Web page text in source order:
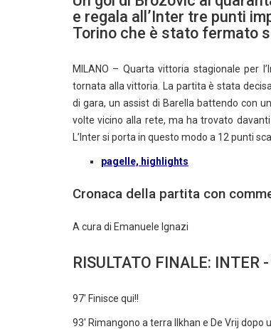
e regala all’Inter tre punti
Torino che è stato fermato
MILANO – Quarta vittoria stagionale per
tornata alla vittoria. La partita è stata
di gara, un assist di Barella battendo con
volte vicino alla rete, ma ha trovato
L’Inter si porta in questo modo a 12 punti
pagelle, highlights
Cronaca della partita con
A cura di Emanuele Ignazi
RISULTATO FINALE: INTER
97' Finisce qui!!
93' Rimangono a terra Ilkhan e De Vrij dopo